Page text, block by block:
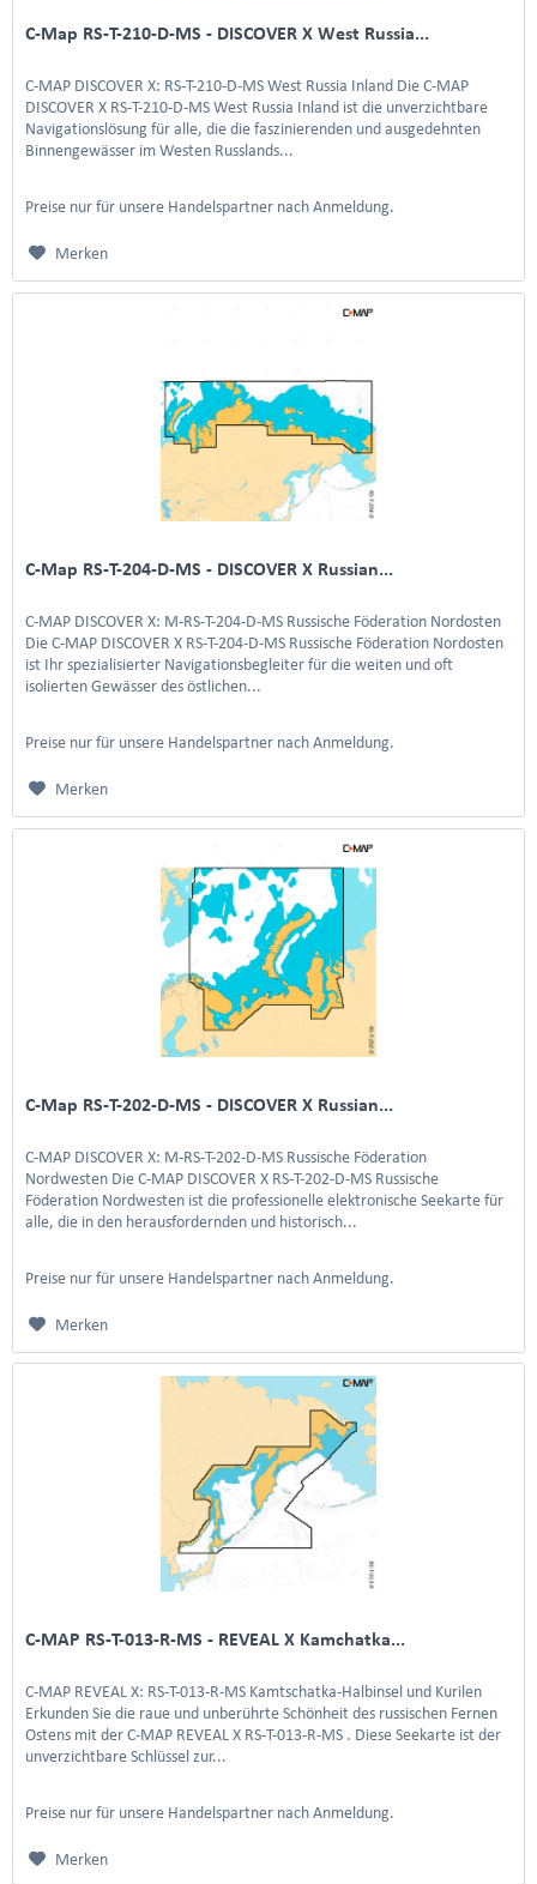
C-Map RS-T-210-D-MS - DISCOVER X West Russia...
C-MAP DISCOVER X: RS-T-210-D-MS West Russia Inland Die C-MAP
DISCOVER X RS-T-210-D-MS West Russia Inland ist die unverzichtbare
Navigationslösung für alle, die die faszinierenden und ausgedehnten
Binnengewässer im Westen Russlands...
Preise nur für unsere Handelspartner nach Anmeldung.
Merken
C-Map RS-T-204-D-MS - DISCOVER X Russian...
C-MAP DISCOVER X: M-RS-T-204-D-MS Russische Föderation Nordosten
Die C-MAP DISCOVER X RS-T-204-D-MS Russische Föderation Nordosten
ist Ihr spezialisierter Navigationsbegleiter für die weiten und oft
isolierten Gewässer des östlichen...
Preise nur für unsere Handelspartner nach Anmeldung.
Merken
C-Map RS-T-202-D-MS - DISCOVER X Russian...
C-MAP DISCOVER X: M-RS-T-202-D-MS Russische Föderation
Nordwesten Die C-MAP DISCOVER X RS-T-202-D-MS Russische
Föderation Nordwesten ist die professionelle elektronische Seekarte für
alle, die in den herausfordernden und historisch...
Preise nur für unsere Handelspartner nach Anmeldung.
Merken
C-MAP RS-T-013-R-MS - REVEAL X Kamchatka...
C-MAP REVEAL X: RS-T-013-R-MS Kamtschatka-Halbinsel und Kurilen
Erkunden Sie die raue und unberührte Schönheit des russischen Fernen
Ostens mit der C-MAP REVEAL X RS-T-013-R-MS . Diese Seekarte ist der
unverzichtbare Schlüssel zur...
Preise nur für unsere Handelspartner nach Anmeldung.
Merken